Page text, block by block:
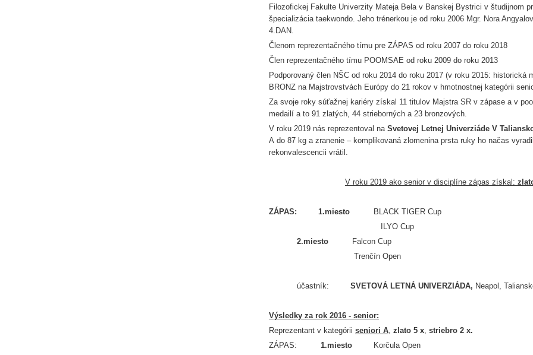
Filozofickej Fakulte Univerzity Mateja Bela v Banskej Bystrici v študijnom
špecializácia taekwondo. Jeho trénerkou je od roku 2006 Mgr. Nora
4.DAN.
Členom reprezentačného tímu pre ZÁPAS od roku 2007 do roku 2018
Člen reprezentačného tímu POOMSAE od roku 2009 do roku 2013
Podporovaný člen NŠC od roku 2014 do roku 2017 (v roku 2015: historická
BRONZ na Majstrovstvách Európy do 21 rokov v hmotnostnej kategórii
Za svoje roky súťažnej kariéry získal 11 titulov Majstra SR v zápase a v
medailí a to 91 zlatých, 44 strieborných a 23 bronzových.
V roku 2019 nás reprezentoval na Svetovej Letnej Univerziáde V
A do 87 kg a zranenie – komplikovaná zlomenina prsta ruky ho načas
rekonvalescencii vrátil.
V roku 2019 ako senior v disciplíne zápas získal:
ZÁPAS: 1.miesto
BLACK TIGER Cup
ILYO Cup
2.miesto Falcon Cup
Trenčín Open
účastník:SVETOVÁ LETNÁ UNIVERZIÁDA, Neapol,
Výsledky za rok 2016 - senior:
Reprezentant v kategórii seniori A, zlato 5 x, striebro 2 x.
ZÁPAS: 1.miesto
Korčula Open